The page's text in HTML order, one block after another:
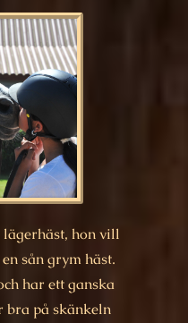
hon vill
sån grym häst.
har ett ganska
bra på skänkeln